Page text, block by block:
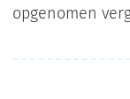
opgenomen